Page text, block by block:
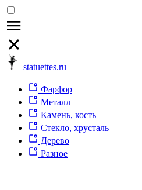
statuettes.ru
Фарфор
Металл
Камень, кость
Стекло, хрусталь
Дерево
Разное